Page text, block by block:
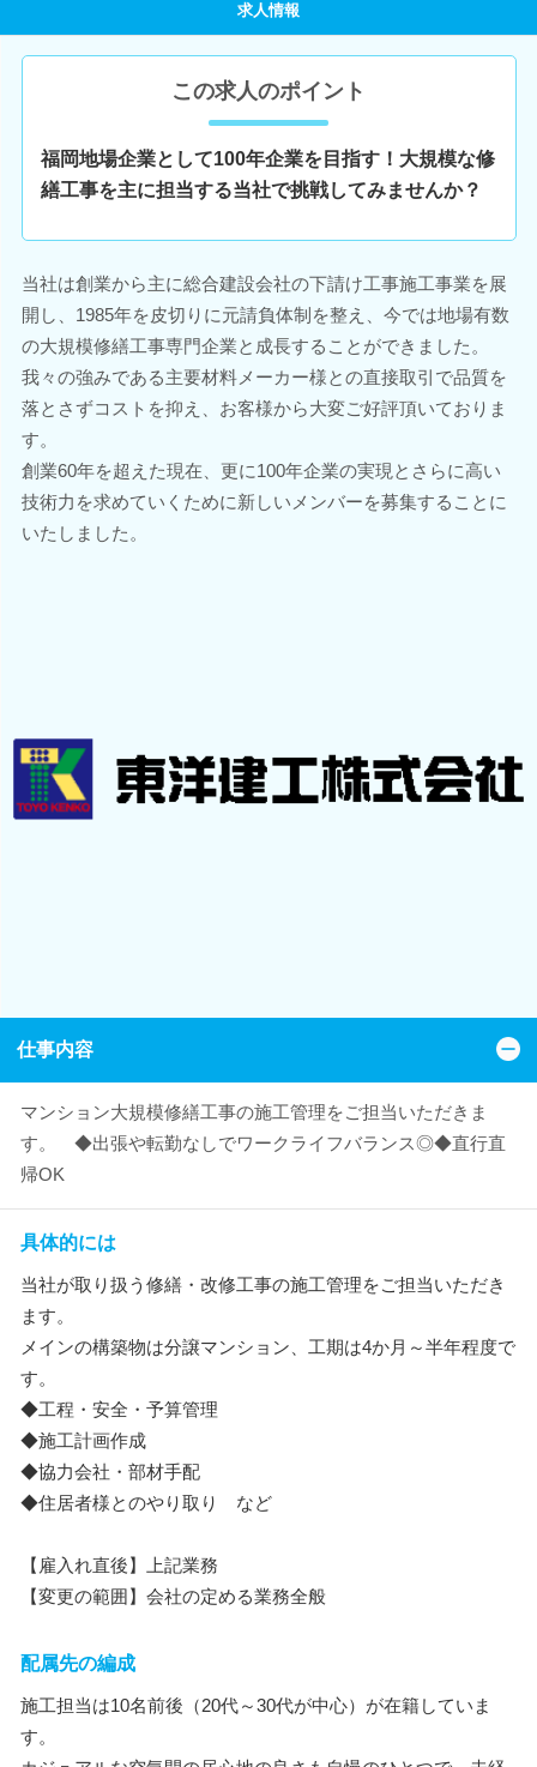
求人情報
この求人のポイント
福岡地場企業として100年企業を目指す！大規模な修
繕工事を主に担当する当社で挑戦してみませんか？
当社は創業から主に総合建設会社の下請け工事施工事業を展
開し、1985年を皮切りに元請負体制を整え、今では地場有数
の大規模修繕工事専門企業と成長することができました。
我々の強みである主要材料メーカー様との直接取引で品質を
落とさずコストを抑え、お客様から大変ご好評頂いておりま
す。
創業60年を超えた現在、更に100年企業の実現とさらに高い
技術力を求めていくために新しいメンバーを募集することに
いたしました。
仕事内容
マンション大規模修繕工事の施工管理をご担当いただきま
す。 ◆出張や転勤なしでワークライフバランス◎◆直行直
帰OK
具体的には
当社が取り扱う修繕・改修工事の施工管理をご担当いただき
ます。
メインの構築物は分譲マンション、工期は4か月～半年程度で
す。
◆工程・安全・予算管理
◆施工計画作成
◆協力会社・部材手配
◆住居者様とのやり取り など
【雇入れ直後】上記業務
【変更の範囲】会社の定める業務全般
配属先の編成
施工担当は10名前後（20代～30代が中心）が在籍していま
す。